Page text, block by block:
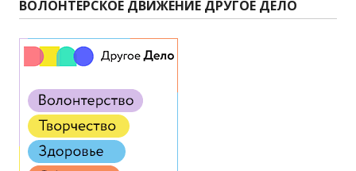
ВОЛОНТЕРСКОЕ ДВИЖЕНИЕ ДРУГОЕ ДЕЛО